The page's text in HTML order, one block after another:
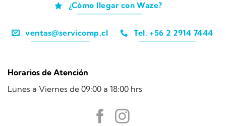
¿Cómo llegar con Waze?
ventas@servicomp.cl Tel. +56 2 2914 7444
Horarios de Atención
Lunes a Viernes de 09:00 a 18:00 hrs